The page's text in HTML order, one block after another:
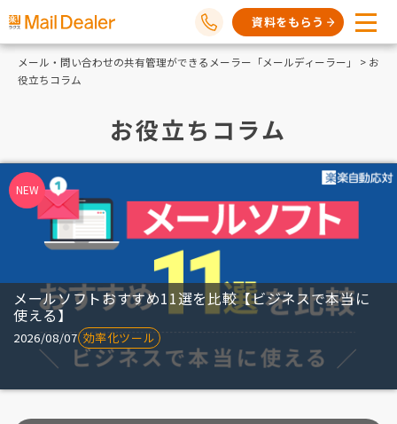
資料をもらう
メール・問い合わせの共有管理ができるメーラー「メールディーラー」
> お
役立ちコラム
お役立ちコラム
メールソフトおすすめ11選を比較【ビジネスで本当に
使える】
2026/08/07 効率化ツール